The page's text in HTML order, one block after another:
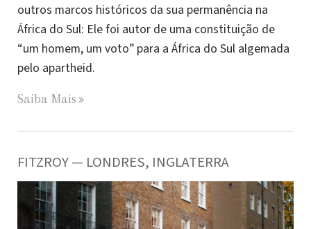
outros marcos históricos da sua permanência na
África do Sul: Ele foi autor de uma constituição de
“um homem, um voto” para a África do Sul algemada
pelo apartheid.
Saiba Mais
FITZROY — LONDRES, INGLATERRA